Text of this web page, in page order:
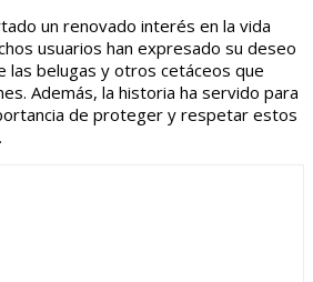
un renovado interés en la vida
usuarios han expresado su deseo
las belugas y otros cetáceos que
Además, la historia ha servido para
de proteger y respetar estos